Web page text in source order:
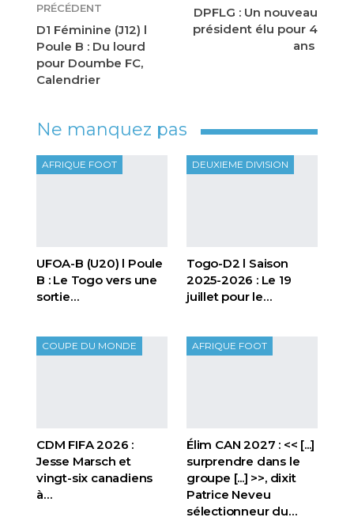
PRÉCÉDENT
D1 Féminine (J12) l
Poule B : Du lourd
pour Doumbe FC,
Calendrier
DPFLG : Un nouveau
président élu pour 4
ans
Ne manquez pas
AFRIQUE FOOT
UFOA-B (U20) l Poule
B : Le Togo vers une
sortie…
DEUXIEME DIVISION
Togo-D2 l Saison
2025-2026 : Le 19
juillet pour le…
COUPE DU MONDE
CDM FIFA 2026 :
Jesse Marsch et
vingt-six canadiens
à…
AFRIQUE FOOT
Élim CAN 2027 : << [...]
surprendre dans le
groupe [...] >>, dixit
Patrice Neveu
sélectionneur du…